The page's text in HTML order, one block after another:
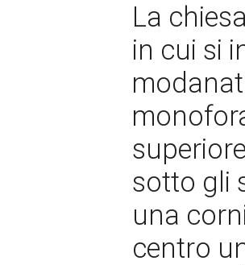
La
in cui si
sotto gli
una
centro